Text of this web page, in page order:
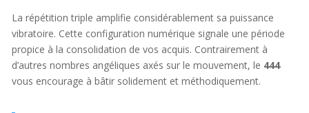
La répétition triple amplifie considérablement sa puissance
vibratoire. Cette configuration numérique signale une période
propice à la consolidation de vos acquis. Contrairement à
d’autres nombres angéliques axés sur le mouvement, le 444
vous encourage à bâtir solidement et méthodiquement.